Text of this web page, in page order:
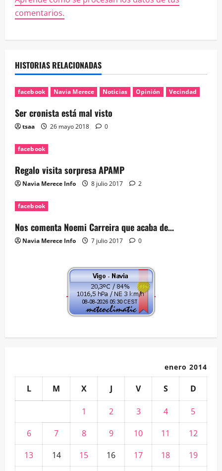
comentarios.
HISTORIAS RELACIONADAS
facebook Navia Merece Noticias Opinión Vecindad
Ser cronista está mal visto
tsaa 26 mayo 2018 0
facebook
Regalo visita sorpresa APAMP
Navia Merece Info 8 julio 2017 2
facebook
Nos comenta Noemi Carreira que acaba de…
Navia Merece Info 7 julio 2017 0
enero 2014
L M X J V S D
1 2 3 4
5
6
7 8 9 10 11
12
13
14 15 16 17 18
19